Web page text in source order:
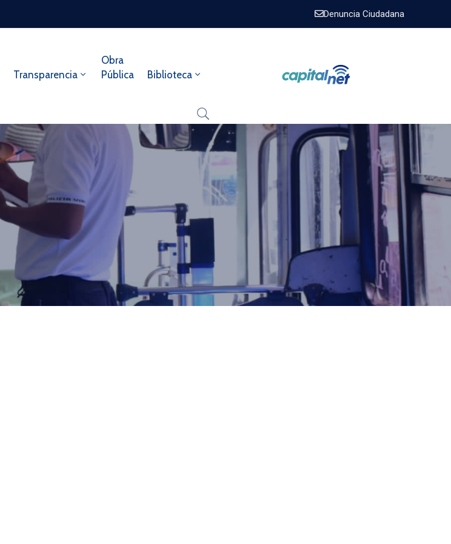
Denuncia Ciudadana
Transparencia
Obra
Pública
Biblioteca